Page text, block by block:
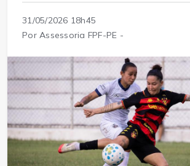
31/05/2026 18h45
Por Assessoria FPF-PE -